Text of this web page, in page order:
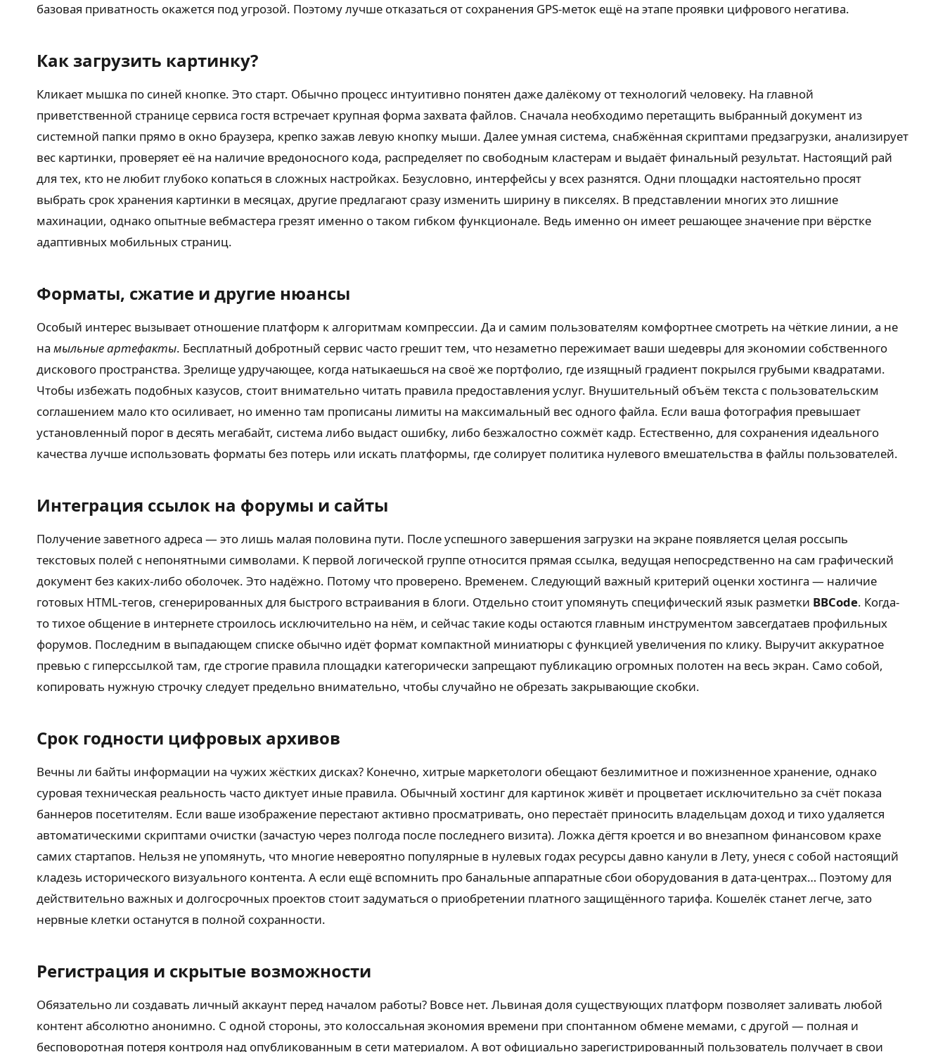
базовая приватность окажется под угрозой. Поэтому лучше отказаться от сохранения GPS-меток ещё на этапе проявки цифрового негатива.
Как загрузить картинку?
Кликает мышка по синей кнопке. Это старт. Обычно процесс интуитивно понятен даже далёкому от технологий человеку. На главной
приветственной странице сервиса гостя встречает крупная форма захвата файлов. Сначала необходимо перетащить выбранный документ из
системной папки прямо в окно браузера, крепко зажав левую кнопку мыши. Далее умная система, снабжённая скриптами предзагрузки, анализирует
вес картинки, проверяет её на наличие вредоносного кода, распределяет по свободным кластерам и выдаёт финальный результат. Настоящий рай
для тех, кто не любит глубоко копаться в сложных настройках. Безусловно, интерфейсы у всех разнятся. Одни площадки настоятельно просят
выбрать срок хранения картинки в месяцах, другие предлагают сразу изменить ширину в пикселях. В представлении многих это лишние
махинации, однако опытные вебмастера грезят именно о таком гибком функционале. Ведь именно он имеет решающее значение при вёрстке
адаптивных мобильных страниц.
Форматы, сжатие и другие нюансы
Особый интерес вызывает отношение платформ к алгоритмам компрессии. Да и самим пользователям комфортнее смотреть на чёткие линии, а не
на мыльные артефакты. Бесплатный добротный сервис часто грешит тем, что незаметно пережимает ваши шедевры для экономии собственного
дискового пространства. Зрелище удручающее, когда натыкаешься на своё же портфолио, где изящный градиент покрылся грубыми квадратами.
Чтобы избежать подобных казусов, стоит внимательно читать правила предоставления услуг. Внушительный объём текста с пользовательским
соглашением мало кто осиливает, но именно там прописаны лимиты на максимальный вес одного файла. Если ваша фотография превышает
установленный порог в десять мегабайт, система либо выдаст ошибку, либо безжалостно сожмёт кадр. Естественно, для сохранения идеального
качества лучше использовать форматы без потерь или искать платформы, где солирует политика нулевого вмешательства в файлы пользователей.
Интеграция ссылок на форумы и сайты
Получение заветного адреса — это лишь малая половина пути. После успешного завершения загрузки на экране появляется целая россыпь
текстовых полей с непонятными символами. К первой логической группе относится прямая ссылка, ведущая непосредственно на сам графический
документ без каких-либо оболочек. Это надёжно. Потому что проверено. Временем. Следующий важный критерий оценки хостинга — наличие
готовых HTML-тегов, сгенерированных для быстрого встраивания в блоги. Отдельно стоит упомянуть специфический язык разметки BBCode. Когда-
то тихое общение в интернете строилось исключительно на нём, и сейчас такие коды остаются главным инструментом завсегдатаев профильных
форумов. Последним в выпадающем списке обычно идёт формат компактной миниатюры с функцией увеличения по клику. Выручит аккуратное
превью с гиперссылкой там, где строгие правила площадки категорически запрещают публикацию огромных полотен на весь экран. Само собой,
копировать нужную строчку следует предельно внимательно, чтобы случайно не обрезать закрывающие скобки.
Срок годности цифровых архивов
Вечны ли байты информации на чужих жёстких дисках? Конечно, хитрые маркетологи обещают безлимитное и пожизненное хранение, однако
суровая техническая реальность часто диктует иные правила. Обычный хостинг для картинок живёт и процветает исключительно за счёт показа
баннеров посетителям. Если ваше изображение перестают активно просматривать, оно перестаёт приносить владельцам доход и тихо удаляется
автоматическими скриптами очистки (зачастую через полгода после последнего визита). Ложка дёгтя кроется и во внезапном финансовом крахе
самих стартапов. Нельзя не упомянуть, что многие невероятно популярные в нулевых годах ресурсы давно канули в Лету, унеся с собой настоящий
кладезь исторического визуального контента. А если ещё вспомнить про банальные аппаратные сбои оборудования в дата-центрах… Поэтому для
действительно важных и долгосрочных проектов стоит задуматься о приобретении платного защищённого тарифа. Кошелёк станет легче, зато
нервные клетки останутся в полной сохранности.
Регистрация и скрытые возможности
Обязательно ли создавать личный аккаунт перед началом работы? Вовсе нет. Львиная доля существующих платформ позволяет заливать любой
контент абсолютно анонимно. С одной стороны, это колоссальная экономия времени при спонтанном обмене мемами, с другой — полная и
бесповоротная потеря контроля над опубликованным в сети материалом. А вот официально зарегистрированный пользователь получает в свои